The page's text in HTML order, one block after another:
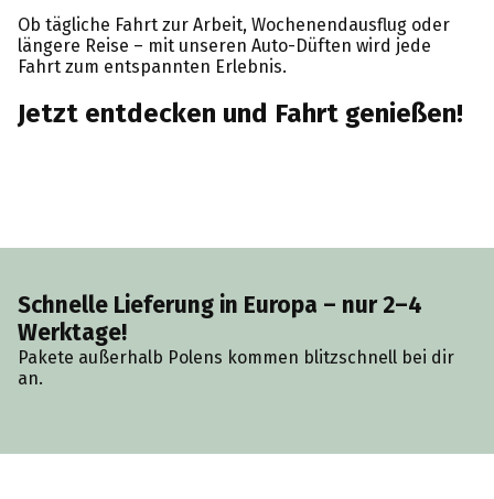
Ob tägliche Fahrt zur Arbeit, Wochenendausflug oder
längere Reise – mit unseren Auto-Düften wird jede
Fahrt zum entspannten Erlebnis.
Jetzt entdecken und Fahrt genießen!
Schnelle Lieferung in Europa – nur 2–4
Werktage!
Pakete außerhalb Polens kommen blitzschnell bei dir
an.